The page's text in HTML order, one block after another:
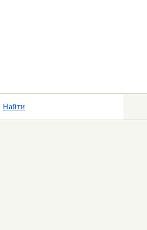
Найти